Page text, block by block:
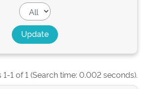
1-1 of 1 (Search time: 0.002 seconds).